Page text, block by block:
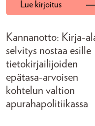
Lue kirjoitus
Kannanotto: Kirja-
selvitys nostaa esille
tietokirjailijoiden
epätasa-arvoisen
kohtelun valtion
apurahapolitiikassa